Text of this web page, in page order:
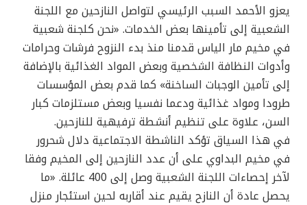
يعزو الأحمد السبب الرئيسي لتواصل النازحين مع اللجنة
الشعبية إلى تأمينها بعض الخدمات. «نحن كلجنة شعبية
في مخيم مار الياس قدمنا منذ بدء النزوح فرشات وحرامات
وأدوات النظافة الشخصية وبعض المواد الغذائية بالإضافة
إلى تأمين الوجبات الساخنة» كما قدم بعض المؤسسات
طرودا ومواد غذائية ودعما نفسيا وبعض مستلزمات كبار
السن، علاوة على تنظيم أنشطة ترفيهية للنازحين.
في هذا السياق تؤكد الناشطة الاجتماعية دلال شحرور
في مخيم البداوي على أن عدد النازحين إلى المخيم وفقا
لآخر إحصاءات اللجنة الشعبية وصل إلى 400 عائلة. «ما
يحصل عادة أن النازح يقيم عند أقاربه لحين استئجار منزل